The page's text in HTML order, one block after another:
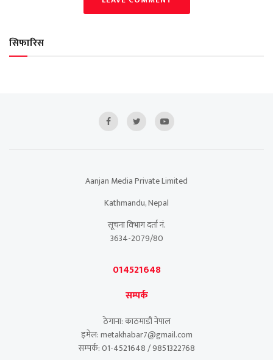
सिफारिस
Aanjan Media Private Limited
Kathmandu, Nepal
सूचना विभाग दर्ता नं.
3634-2079/80
014521648
सम्पर्क
ठेगाना: काठमाडौं नेपाल
इमेल: metakhabar7@gmail.com
सम्पर्क: 01-4521648 / 9851322768